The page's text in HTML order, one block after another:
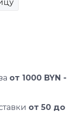
от 1000 BYN -
от 50 до